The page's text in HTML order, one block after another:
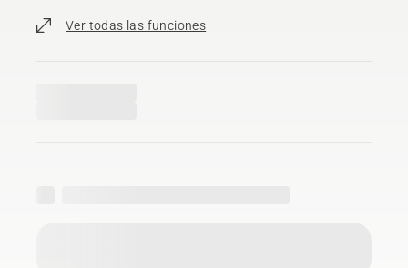
Ver todas las funciones